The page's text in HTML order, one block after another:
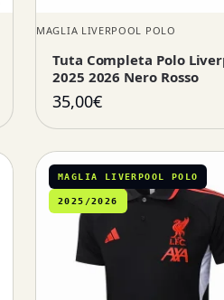
MAGLIA LIVERPOOL POLO
Tuta Completa Polo
2025 2026 Nero Rosso
35,00€
MAGLIA LIVERPOOL POLO
2025/2026